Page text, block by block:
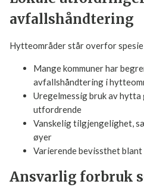
Lokale utfordringer
avfallshåndtering
Hytteområder står overfor
Mange kommuner har
avfallshåndtering i
avfallshenting utfordrende
Vanskelig tilgjengelighet,
Varierende bevissthet